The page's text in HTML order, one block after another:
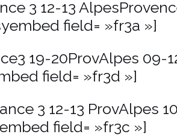
3 12-13
field= »fr3a »]
19-20ProvAlpes 09-
field= »fr3d »]
3 12-13 ProvAlpes
field= »fr3c »]